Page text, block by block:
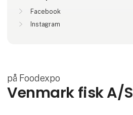
Facebook
Instagram
på Foodexpo
Venmark fisk A/S